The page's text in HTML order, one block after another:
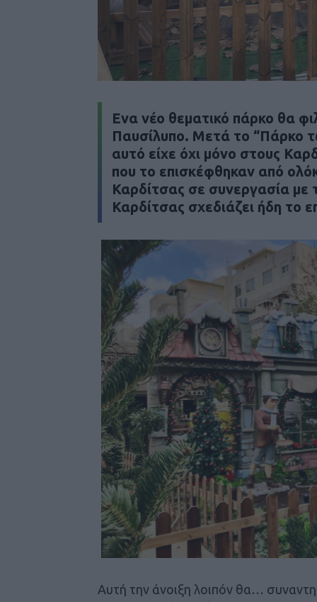
Ενα νέο θεματικό πάρκο θα
Παυσίλυπο. Μετά το “Πάρκο
αυτό είχε όχι μόνο στους
που το επισκέφθηκαν από
Καρδίτσας σε συνεργασία με
Καρδίτσας σχεδιάζει ήδη το
Αυτή την άνοιξη λοιπόν θα…